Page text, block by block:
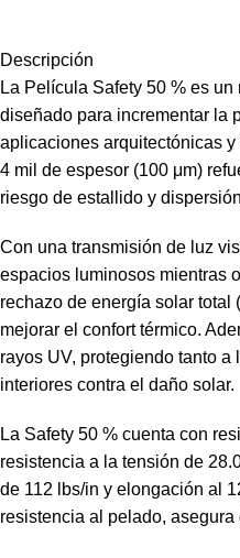
Descripción
La Película Safety 50 % es
diseñado para incrementar la
aplicaciones arquitectónicas
4 mil de espesor (100 μm)
riesgo de estallido y
Con una transmisión de luz
espacios luminosos mientras
rechazo de energía solar total
mejorar el confort térmico.
rayos UV, protegiendo tanto a
interiores contra el daño solar.
La Safety 50 % cuenta con
resistencia a la tensión de
de 112 lbs/in y elongación al
resistencia al pelado,